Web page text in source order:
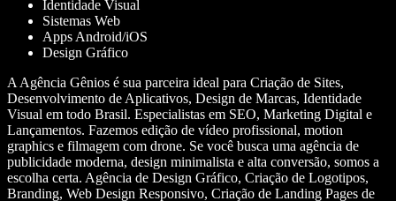
Identidade Visual
Sistemas Web
Apps Android/iOS
Design Gráfico
A Agência Gênios é sua parceira ideal para Criação de Sites,
Desenvolvimento de Aplicativos, Design de Marcas, Identidade
Visual em todo Brasil. Especialistas em SEO, Marketing Digital e
Lançamentos. Fazemos edição de vídeo profissional, motion
graphics e filmagem com drone. Se você busca uma agência de
publicidade moderna, design minimalista e alta conversão, somos a
escolha certa. Agência de Design Gráfico, Criação de Logotipos,
Branding, Web Design Responsivo, Criação de Landing Pages de